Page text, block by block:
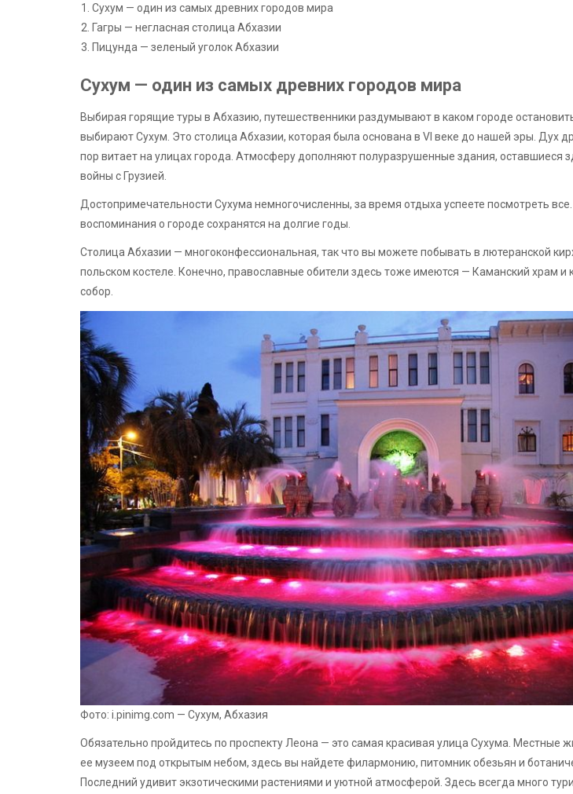
Сухум — один из самых древних городов мира
Гагры — негласная столица Абхазии
Пицунда — зеленый уголок Абхазии
Сухум — один из самых древних городов мира
Выбирая горящие туры в Абхазию, путешественники раздумывают в каком городе
выбирают Сухум. Это столица Абхазии, которая была основана в VI веке до нашей эры. Дух
пор витает на улицах города. Атмосферу дополняют полуразрушенные здания, оставшиеся
войны с Грузией.
Достопримечательности Сухума немногочисленны, за время отдыха успеете посмотреть
воспоминания о городе сохранятся на долгие годы.
Столица Абхазии — многоконфессиональная, так что вы можете побывать в лютеранской
польском костеле. Конечно, православные обители здесь тоже имеются — Каманский храм
собор.
Фото: i.pinimg.com — Сухум, Абхазия
Обязательно пройдитесь по проспекту Леона — это самая красивая улица Сухума. Местные
ее музеем под открытым небом, здесь вы найдете филармонию, питомник обезьян и
Последний удивит экзотическими растениями и уютной атмосферой. Здесь всегда много